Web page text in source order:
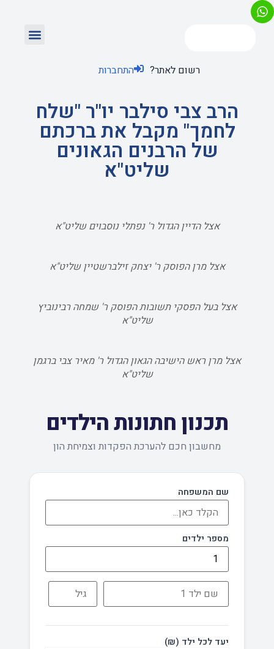
רשום לאתר? התחברות
הרב צבי סילבר יו"ר "שלח
לחמך" מקבל את ברכתם
של הרבנים הגאונים
שליט"א
אצל הדיין הגדול ר' נפתלי נוסבוים שליט"א
אצל מרן הפוסק ר' יצחק זילברשטיין שליט"א
אצל בעל הפסקי תשובות הפוסק ר' שמחה רבינוביץ
שליט"א
אצל מרן ראש הישיבה הגאון הגדול ר' מאיר צבי ברגמן
שליט"א
תכנון חתונות הילדים
מחשבון חכם להערכת הפקדות וצמיחת הון
שם המשפחה
מספר ילדים
יעד לכל ילד (₪)